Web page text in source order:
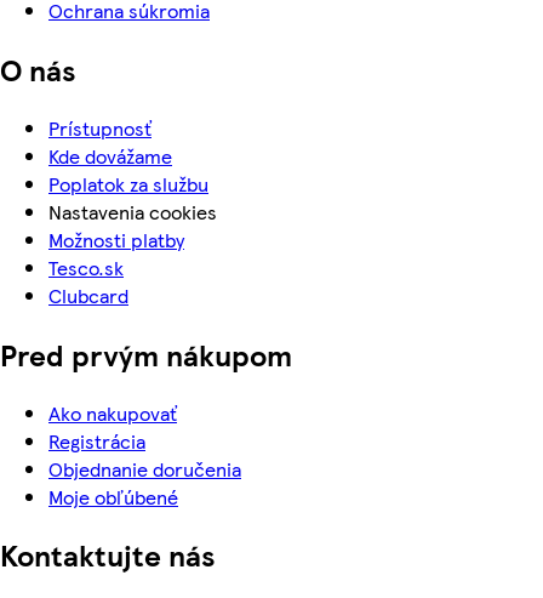
Ochrana súkromia
O nás
Prístupnosť
Kde dovážame
Poplatok za službu
Nastavenia cookies
Možnosti platby
Tesco.sk
Clubcard
Pred prvým nákupom
Ako nakupovať
Registrácia
Objednanie doručenia
Moje obľúbené
Kontaktujte nás